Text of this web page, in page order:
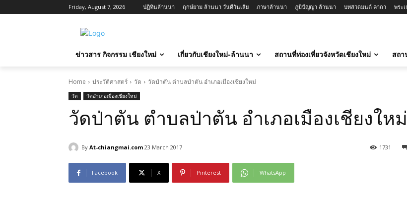
Friday, August 7, 2026 ปฏิทินล้านนา ฤกษ์ยาม ล้านนา วันดีวันเสีย ภาษาล้านนา ภูมิปัญญา ล้านนา บทสวดมนต์ คาถา พระ
ข่าวสาร กิจกรรม เชียงใหม่ เกี่ยวกับเชียงใหม่-ล้านนา สถานที่ท่องเที่ยวจังหวัดเชียงใหม่ สถา
Home ประวัติศาสตร์ วัด วัดป่าตัน ตำบลป่าตัน อำเภอเมืองเชียงใหม่
วัด วัดอำเภอเมืองเชียงใหม่
วัดป่าตัน ตำบลป่าตัน อำเภอเมืองเชียงใหม่
By At-chiangmai.com 23 March 2017 1731
Facebook X Pinterest WhatsApp